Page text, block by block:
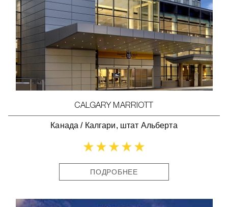
CALGARY MARRIOTT
Канада / Калгари, штат Альберта
ПОДРОБНЕЕ